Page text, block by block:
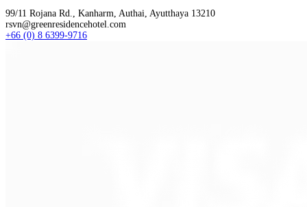
99/11 Rojana Rd., Kanharm, Authai, Ayutthaya 13210
rsvn@greenresidencehotel.com
+66 (0) 8 6399-9716